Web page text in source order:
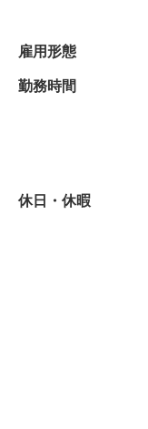
雇用形態
勤務時間
休日・休暇